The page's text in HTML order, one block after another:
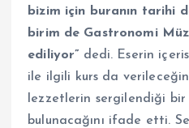
bizim için buranın tarihi
birim de Gastronomi
ediliyor” dedi. Eserin
ile ilgili kurs da
lezzetlerin sergilendiği bir
bulunacağını ifade etti.